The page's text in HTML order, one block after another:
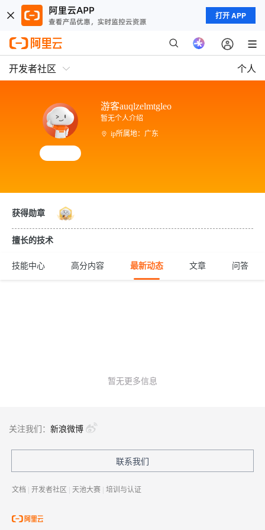
打开 APP
开发者社区 个人
游客auqlzelmtgleo
暂无个人介绍
ip所属地：广东
获得勋章
擅长的技术
技能中心 高分内容 最新动态 文章 问答
暂无更多信息
关注我们： 新浪微博
联系我们
文档 | 开发者社区 | 天池大赛 | 培训与认证